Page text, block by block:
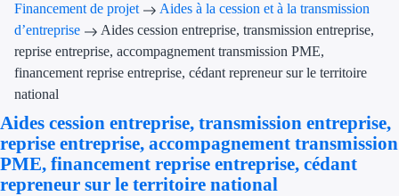
Transition
Économies
Aides RSE
Financement de projet
Aides à la cession et à la transmission
d’entreprise
Aides cession entreprise, transmission entreprise,
reprise entreprise, accompagnement transmission PME,
financement reprise entreprise, cédant repreneur sur le territoire
national
Aides cession entreprise, transmission entreprise,
reprise entreprise, accompagnement transmission
PME, financement reprise entreprise, cédant
repreneur sur le territoire national